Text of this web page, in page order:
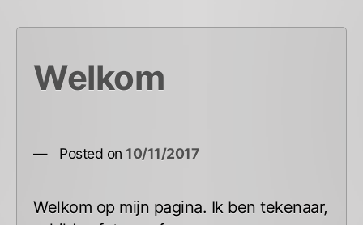
Welkom
Posted on 10/11/2017
Welkom op mijn pagina. Ik ben tekenaar,